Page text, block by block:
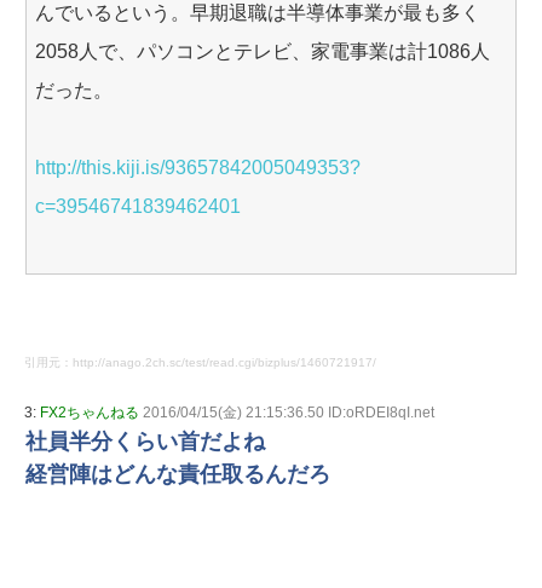
んでいるという。早期退職は半導体事業が最も多く
2058人で、パソコンとテレビ、家電事業は計1086人
だった。
http://this.kiji.is/93657842005049353?
c=39546741839462401
引用元：http://anago.2ch.sc/test/read.cgi/bizplus/1460721917/
3: FX2ちゃんねる 2016/04/15(金) 21:15:36.50 ID:oRDEI8qI.net
社員半分くらい首だよね
経営陣はどんな責任取るんだろ